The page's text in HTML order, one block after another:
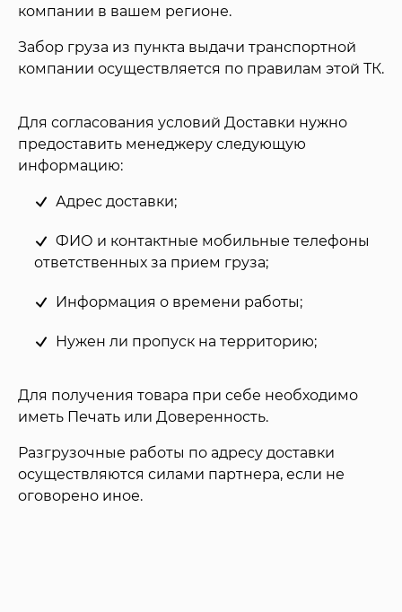
компании в вашем регионе.
Забор груза из пункта выдачи транспортной
компании осуществляется по правилам этой ТК.
Для согласования условий Доставки нужно
предоставить менеджеру следующую
информацию:
Адрес доставки;
ФИО и контактные мобильные телефоны
ответственных за прием груза;
Информация о времени работы;
Нужен ли пропуск на территорию;
Для получения товара при себе необходимо
иметь Печать или Доверенность.
Разгрузочные работы по адресу доставки
осуществляются силами партнера, если не
оговорено иное.